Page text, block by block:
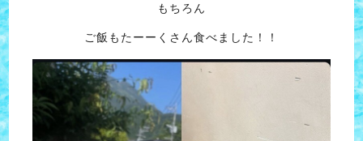
もちろん
ご飯もたーーくさん食べました！！